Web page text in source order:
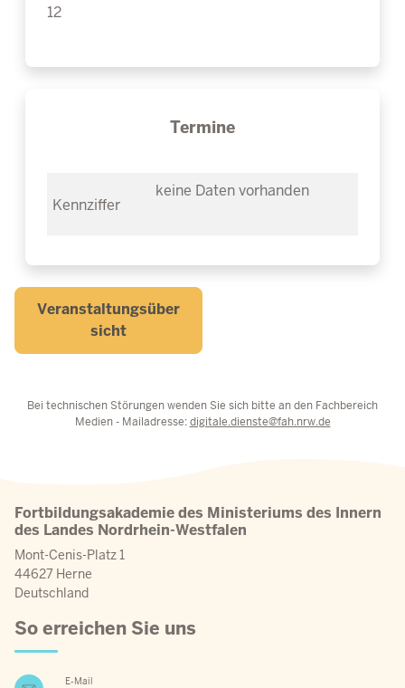
12
Termine
keine Daten vorhanden
Veranstaltungsüber
sicht
Bei technischen Störungen wenden Sie sich bitte an den Fachbereich
Medien - Mailadresse:digitale.dienste@fah.nrw.de
Fortbildungsakademie des Ministeriums des Innern
des Landes Nordrhein-Westfalen
Mont-Cenis-Platz 1
44627 Herne
Deutschland
So erreichen Sie uns
E-Mail